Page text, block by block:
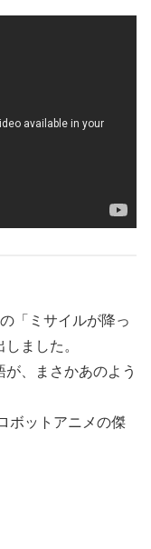
「ミサイルが降っ
ました。
、まさかあのよう
ボットアニメの傑